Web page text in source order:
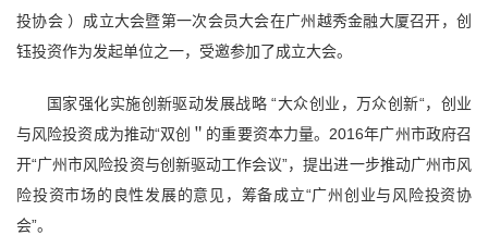
投协会 ）成立大会暨第一次会员大会在广州越秀金融大厦召开，创
钰投资作为发起单位之一，受邀参加了成立大会。
国家强化实施创新驱动发展战略 “大众创业，万众创新“，创业
与风险投资成为推动“双创＂的重要资本力量。2016年广州市政府召
开“广州市风险投资与创新驱动工作会议”，提出进一步推动广州市风
险投资市场的良性发展的意见，筹备成立“广州创业与风险投资协
会”。